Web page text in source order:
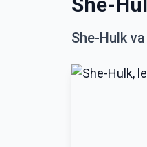
She-Hulk